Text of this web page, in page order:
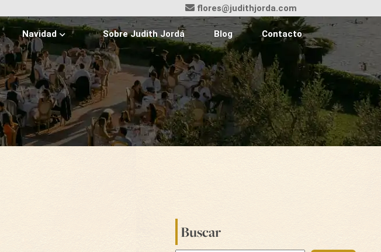
flores@judithjorda.com
Navidad Sobre Judith Jordá Blog Contacto
Buscar